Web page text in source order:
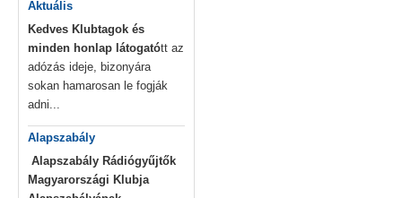
Aktuális
Kedves Klubtagok és
minden honlap látogatótt az
adózás ideje, bizonyára
sokan hamarosan le fogják
adni...
Alapszabály
Alapszabály Rádiógyűjtők
Magyarországi Klubja